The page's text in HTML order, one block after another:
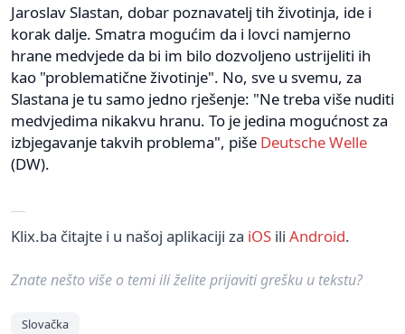
Jaroslav Slastan, dobar poznavatelj tih životinja, ide i
korak dalje. Smatra mogućim da i lovci namjerno
hrane medvjede da bi im bilo dozvoljeno ustrijeliti ih
kao "problematične životinje". No, sve u svemu, za
Slastana je tu samo jedno rješenje: "Ne treba više nuditi
medvjedima nikakvu hranu. To je jedina mogućnost za
izbjegavanje takvih problema", piše Deutsche Welle
(DW).
Klix.ba čitajte i u našoj aplikaciji za iOS ili Android.
Znate nešto više o temi ili želite prijaviti grešku u tekstu?
Slovačka